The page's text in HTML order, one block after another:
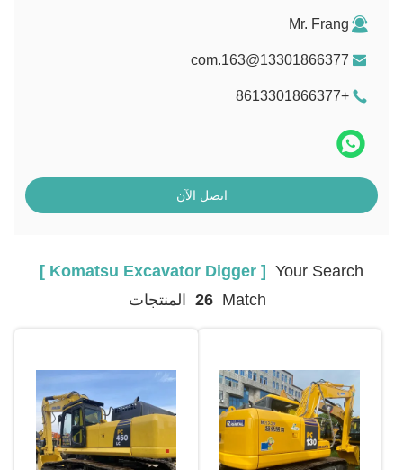
Mr. Frang
13301866377@163.com
+8613301866377
اتصل الآن
Your Search
[ Komatsu Excavator Digger ]
26 المنتجات